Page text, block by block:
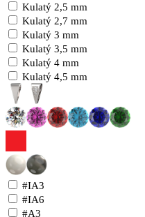
Kulatý 2,5 mm
Kulatý 2,7 mm
Kulatý 3 mm
Kulatý 3,5 mm
Kulatý 4 mm
Kulatý 4,5 mm
#IA3
#IA6
#A3